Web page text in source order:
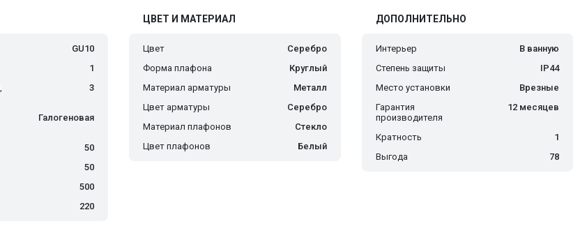
GU10
1
3
Галогеновая
50
50
500
220
ЦВЕТ И МАТЕРИАЛ
Цвет
Серебро
Форма плафона
Круглый
Материал арматуры
Металл
Цвет арматуры
Серебро
Материал плафонов
Стекло
Цвет плафонов
Белый
ДОПОЛНИТЕЛЬНО
Интерьер
В ванную
Степень защиты
IP44
Место установки
Врезные
Гарантия
производителя
12 месяцев
Кратность
1
Выгода
78